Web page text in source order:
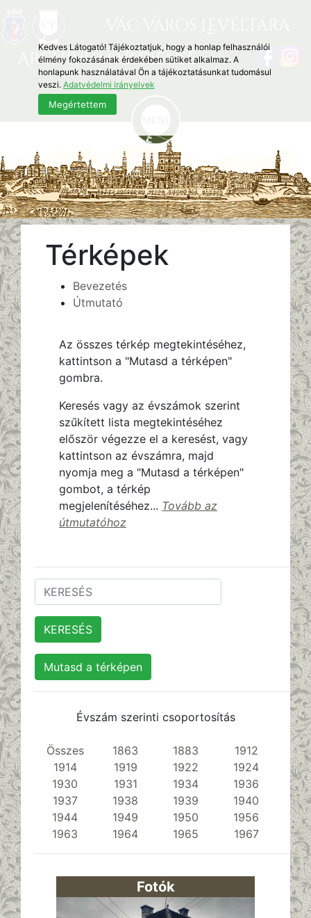
Archivum Vaciense
Térképek
Bevezetés
Útmutató
Az összes térkép megtekintéséhez,
kattintson a "Mutasd a térképen"
gombra.
Keresés vagy az évszámok szerint
szűkített lista megtekintéséhez
először végezze el a keresést, vagy
kattintson az évszámra, majd
nyomja meg a "Mutasd a térképen"
gombot, a térkép
megjelenítéséhez... Tovább az
útmutatóhoz
Keresés
Mutasd a térképen
Évszám szerinti csoportosítás
Összes 1863 1883
1912
1914
1919 1922
1924
1930
1931 1934
1936
1937
1938 1939
1940
1944
1949 1950
1956
1963
1964 1965 1967
Fotók
Kedves Látogató! Tájékoztatjuk, hogy a honlap felhasználói
élmény fokozásának érdekében sütiket alkalmaz. A
honlapunk használatával Ön a tájékoztatásunkat tudomásul
veszi. Adatvédelmi irányelvek
Megértettem